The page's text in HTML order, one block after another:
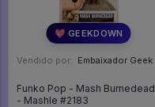
💖 GEEKDOWN
Vendido por: Embaixador Geek - SP
Funko Pop - Mash Burnedead
- Mashle #2183